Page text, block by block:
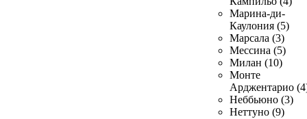
Марина-ди-
Каулония (5)
Марсала (3)
Мессина (5)
Милан (10)
Монте
Арджентарио
Неббьюно (3)
Неттуно (9)